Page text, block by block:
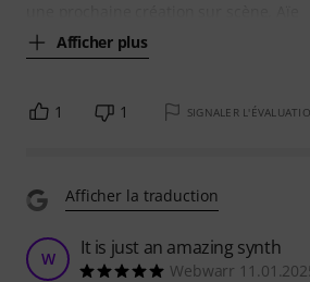
Afficher plus
1 1 SIGNALER
Afficher la traduction
W It is just an amazing synth
Webwarr